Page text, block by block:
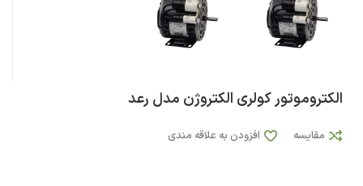
الکتروموتور کولری الکتروژن مدل رعد
مقایسه افزودن به علاقه مندی